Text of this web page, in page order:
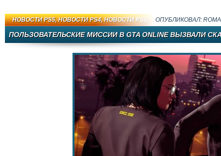
НОВОСТИ PS5,НОВОСТИ PS4,НОВОСТИ PS3 ОПУБЛИКОВАЛ:
ПОЛЬЗОВАТЕЛЬСКИЕ МИССИИ В GTA ONLINE ВЫЗВАЛИ